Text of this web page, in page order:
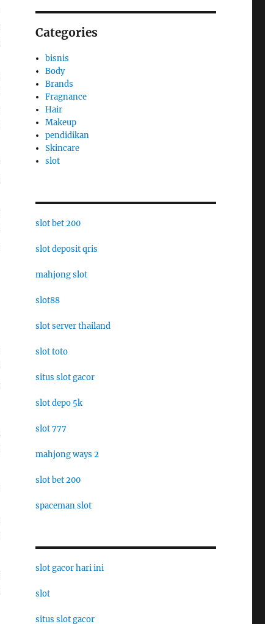
Categories
bisnis
Body
Brands
Fragnance
Hair
Makeup
pendidikan
Skincare
slot
slot bet 200
slot deposit qris
mahjong slot
slot88
slot server thailand
slot toto
situs slot gacor
slot depo 5k
slot 777
mahjong ways 2
slot bet 200
spaceman slot
slot gacor hari ini
slot
situs slot gacor